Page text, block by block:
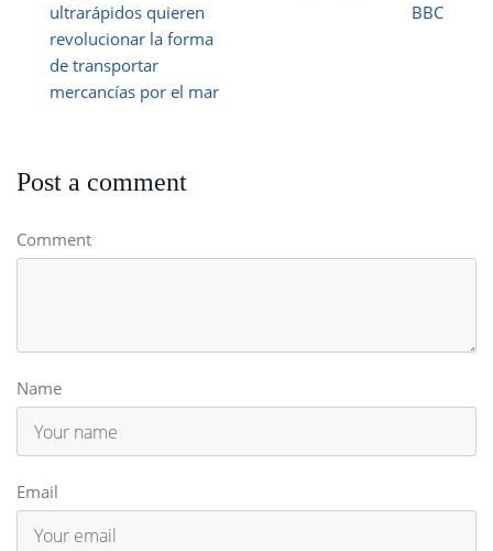
ultrarápidos quieren
revolucionar la forma
de transportar
mercancías por el mar
BBC
Post a comment
Comment
Name
Email